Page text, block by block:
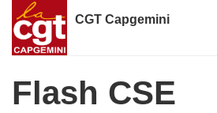
CGT Capgemini
Flash CSE